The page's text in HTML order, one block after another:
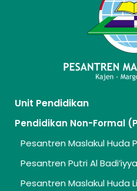
Unit Pendidikan
Pendidikan Non-Formal
Pesantren Maslakul Huda
Pesantren Putri Al
Pesantren Maslakul Huda